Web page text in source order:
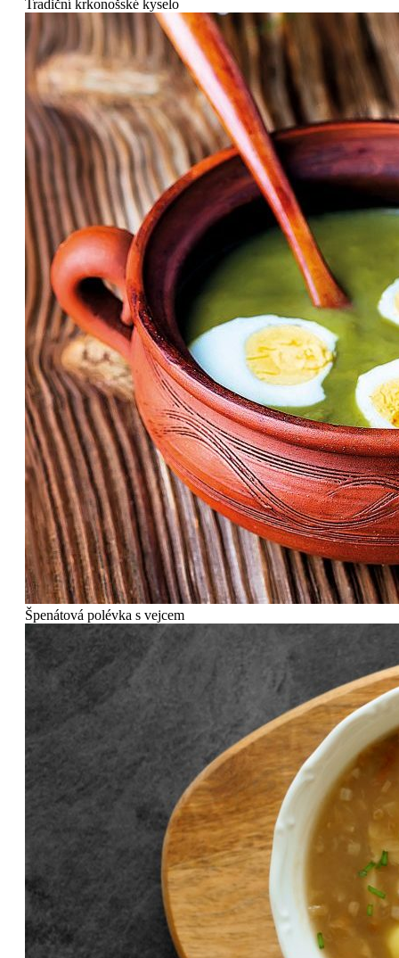
Tradiční krkonošské kyselo
Špenátová polévka s vejcem